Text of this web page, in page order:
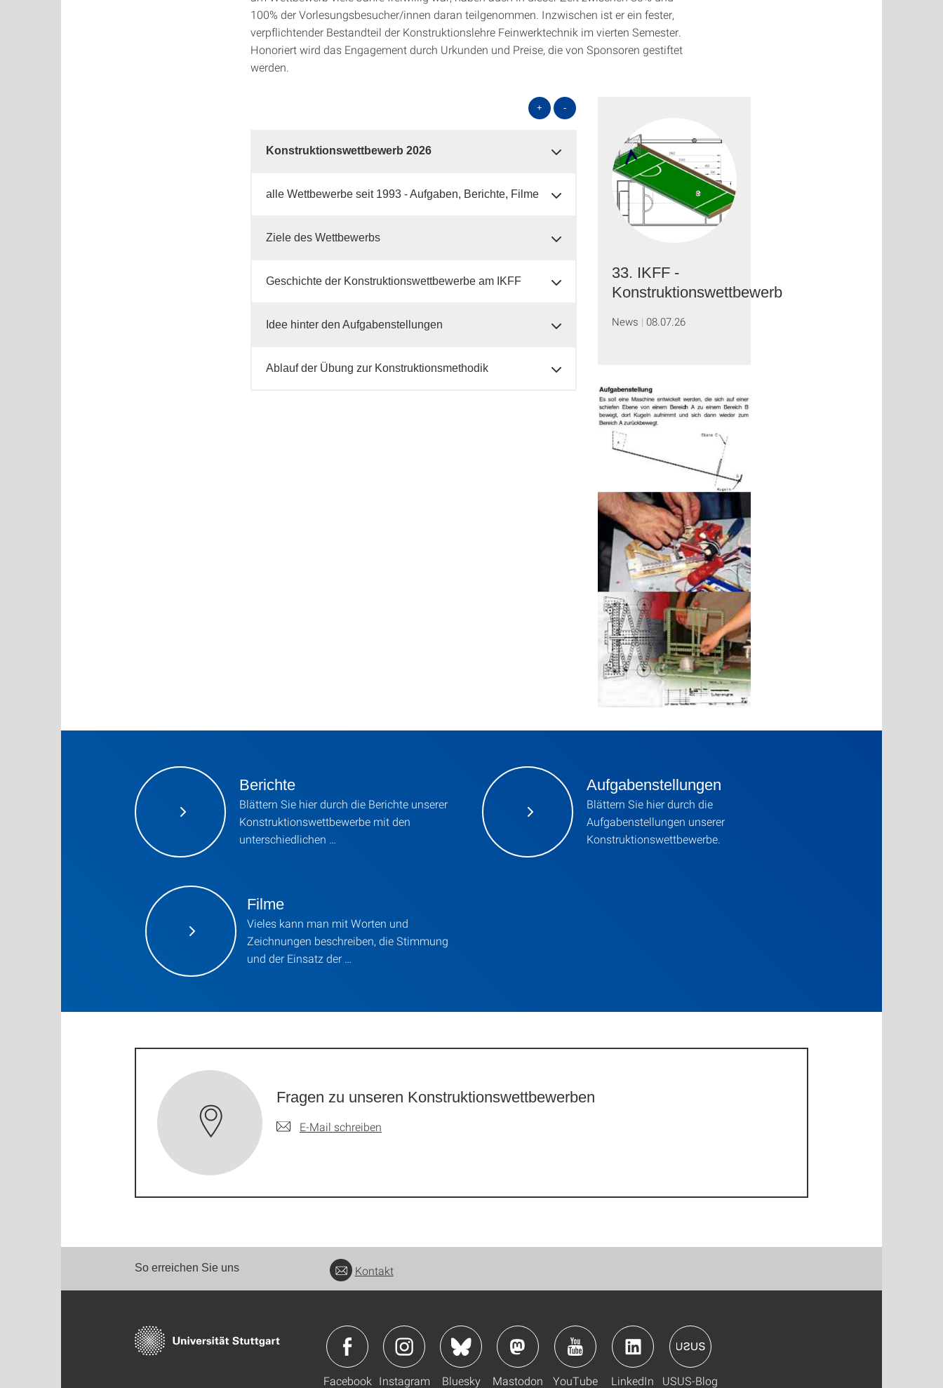
100% der Vorlesungsbesucher/innen daran teilgenommen. Inzwischen ist er ein fester,
verpflichtender Bestandteil der Konstruktionslehre Feinwerktechnik im vierten Semester.
Honoriert wird das Engagement durch Urkunden und Preise, die von Sponsoren gestiftet
werden.
33. IKFF -
Konstruktionswettbewerb
News 08.07.26
+ -
Konstruktionswettbewerb 2026
alle Wettbewerbe seit 1993 - Aufgaben, Berichte, Filme
Ziele des Wettbewerbs
Geschichte der Konstruktionswettbewerbe am IKFF
Idee hinter den Aufgabenstellungen
Ablauf der Übung zur Konstruktionsmethodik
Berichte
Blättern Sie hier durch die Berichte unserer
Konstruktionswettbewerbe mit den
unterschiedlichen …
Aufgabenstellungen
Blättern Sie hier durch die
Aufgabenstellungen unserer
Konstruktionswettbewerbe.
Filme
Vieles kann man mit Worten und
Zeichnungen beschreiben, die Stimmung
und der Einsatz der …
Fragen zu unseren Konstruktionswettbewerben
E-Mail schreiben
So erreichen Sie uns Kontakt
Facebook Instagram Bluesky Mastodon YouTube LinkedIn USUS-Blog